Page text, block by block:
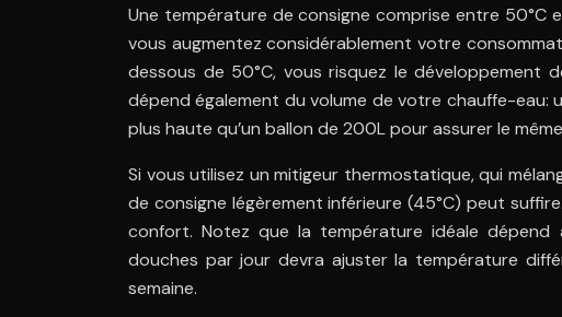
Une température de consigne comprise entre 50°C
vous augmentez considérablement votre
dessous de 50°C, vous risquez le développement
dépend également du volume de votre chauffe-eau:
plus haute qu’un ballon de 200L pour assurer le
Si vous utilisez un mitigeur thermostatique, qui
de consigne légèrement inférieure (45°C) peut
confort. Notez que la température idéale dépend
douches par jour devra ajuster la température
semaine.